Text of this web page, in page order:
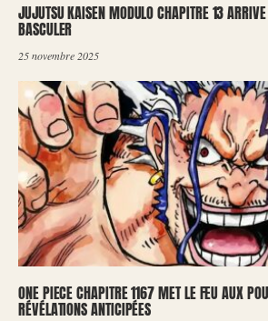
JUJUTSU KAISEN MODULO CHAPITRE 13
BASCULER
25 novembre 2025
ONE PIECE CHAPITRE 1167 MET LE FEU AUX
RÉVÉLATIONS ANTICIPÉES